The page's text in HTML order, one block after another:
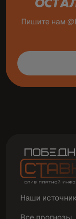
Пишите нам
Наши